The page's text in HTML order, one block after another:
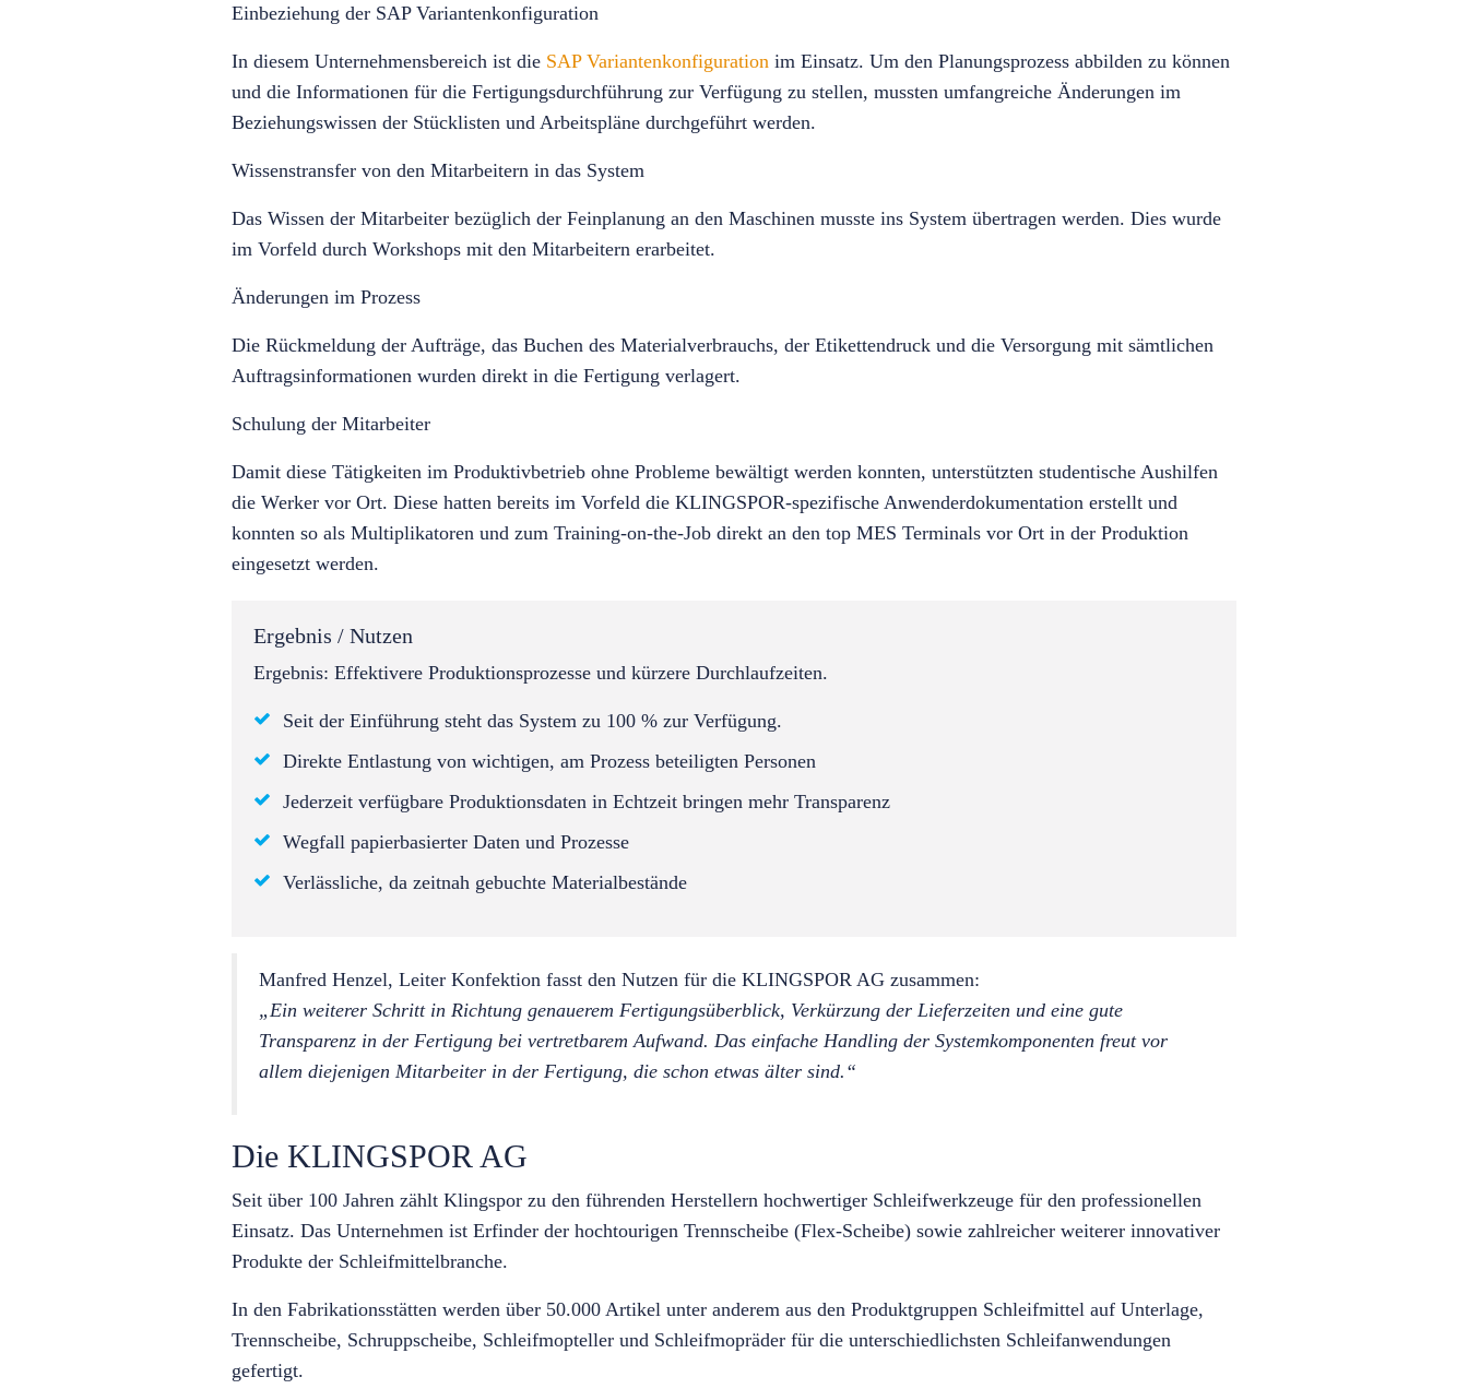
Einbeziehung der SAP Variantenkonfiguration
In diesem Unternehmensbereich ist die SAP Variantenkonfiguration im Einsatz. Um den Planungsprozess abbilden zu können
und die Informationen für die Fertigungsdurchführung zur Verfügung zu stellen, mussten umfangreiche Änderungen im
Beziehungswissen der Stücklisten und Arbeitspläne durchgeführt werden.
Wissenstransfer von den Mitarbeitern in das System
Das Wissen der Mitarbeiter bezüglich der Feinplanung an den Maschinen musste ins System übertragen werden. Dies wurde
im Vorfeld durch Workshops mit den Mitarbeitern erarbeitet.
Änderungen im Prozess
Die Rückmeldung der Aufträge, das Buchen des Materialverbrauchs, der Etikettendruck und die Versorgung mit sämtlichen
Auftragsinformationen wurden direkt in die Fertigung verlagert.
Schulung der Mitarbeiter
Damit diese Tätigkeiten im Produktivbetrieb ohne Probleme bewältigt werden konnten, unterstützten studentische Aushilfen
die Werker vor Ort. Diese hatten bereits im Vorfeld die KLINGSPOR-spezifische Anwenderdokumentation erstellt und
konnten so als Multiplikatoren und zum Training-on-the-Job direkt an den top MES Terminals vor Ort in der Produktion
eingesetzt werden.
Ergebnis / Nutzen
Ergebnis: Effektivere Produktionsprozesse und kürzere Durchlaufzeiten.
Seit der Einführung steht das System zu 100 % zur Verfügung.
Direkte Entlastung von wichtigen, am Prozess beteiligten Personen
Jederzeit verfügbare Produktionsdaten in Echtzeit bringen mehr Transparenz
Wegfall papierbasierter Daten und Prozesse
Verlässliche, da zeitnah gebuchte Materialbestände
Manfred Henzel, Leiter Konfektion fasst den Nutzen für die KLINGSPOR AG zusammen:
„Ein weiterer Schritt in Richtung genauerem Fertigungsüberblick, Verkürzung der Lieferzeiten und eine gute
Transparenz in der Fertigung bei vertretbarem Aufwand. Das einfache Handling der Systemkomponenten freut vor
allem diejenigen Mitarbeiter in der Fertigung, die schon etwas älter sind.“
Die KLINGSPOR AG
Seit über 100 Jahren zählt Klingspor zu den führenden Herstellern hochwertiger Schleifwerkzeuge für den professionellen
Einsatz. Das Unternehmen ist Erfinder der hochtourigen Trennscheibe (Flex-Scheibe) sowie zahlreicher weiterer innovativer
Produkte der Schleifmittelbranche.
In den Fabrikationsstätten werden über 50.000 Artikel unter anderem aus den Produktgruppen Schleifmittel auf Unterlage,
Trennscheibe, Schruppscheibe, Schleifmopteller und Schleifmopräder für die unterschiedlichsten Schleifanwendungen
gefertigt.